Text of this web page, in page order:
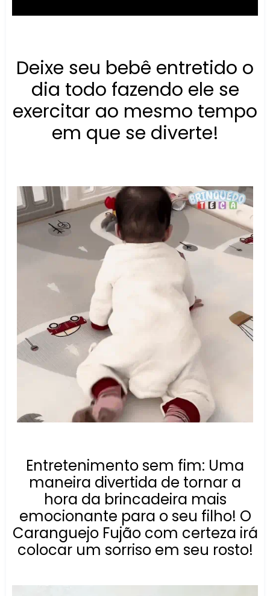
Deixe seu bebê entretido o
dia todo fazendo ele se
exercitar ao mesmo tempo
em que se diverte!
Entretenimento sem fim: Uma
maneira divertida de tornar a
hora da brincadeira mais
emocionante para o seu filho! O
Caranguejo Fujão com certeza irá
colocar um sorriso em seu rosto!